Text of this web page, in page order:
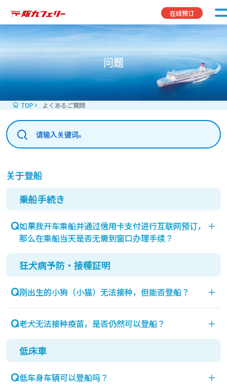
在线预订
问题
TOP よくあるご質問
关于登船
乗船手続き
如果我开车乘船并通过信用卡支付进行互联网预订，
那么在乘船当天是否无需到窗口办理手续？
＋
为了发放乘船券，您需要在乘船当天到窗口办理手
续。
通过会员个人页面获取二维码的无票乘船客户无需到
窗口办理。
请在当天准备好获取的二维码。
狂犬病予防・接種証明
刚出生的小狗（小猫）无法接种，但能否登船？ ＋
非常抱歉，接种是登船的条件。
老犬无法接种疫苗，是否仍然可以登船？ ＋
非常抱歉，接种疫苗是登船的条件。
低床車
低车身车辆可以登船吗？ ＋